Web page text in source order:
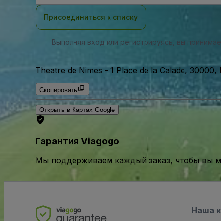
Присоединиться к списку
Выполняя вход или регистрируясь, вы
Theatre de Nimes - 1 Place de la Calade,
Скопировать
Открыть в Картах Google
Гарантия Viagogo
Мы поддерживаем каждый заказ, чтобы вы
Наша